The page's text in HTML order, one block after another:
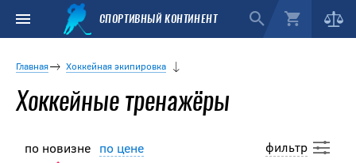
СПОРТИВНЫЙ КОНТИНЕНТ
Главная Хоккейная экипировка
Хоккейные тренажёры
фильтр
по новизне по цене